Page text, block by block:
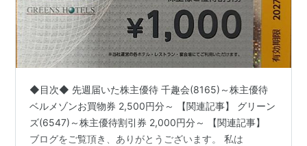
◆目次◆ 先週届いた株主優待 千趣会(8165)～株主優待
ベルメゾンお買物券 2,500円分～ 【関連記事】 グリーン
ズ(6547)～株主優待割引券 2,000円分～ 【関連記事】
ブログをご覧頂き、ありがとうございます。 私は